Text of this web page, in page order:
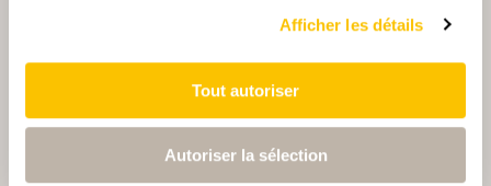
Afficher les détails
Tout autoriser
Autoriser la sélection
OPÉRATEUR
Suisse Rando
3007 Berne